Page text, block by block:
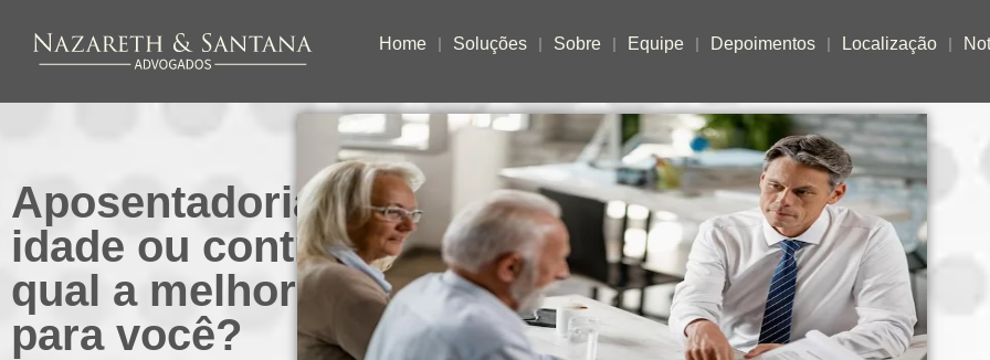
Home Soluções Sobre Equipe Depoimentos Localização
Aposentadoria por
idade ou contribuição:
qual a melhor opção
para você?